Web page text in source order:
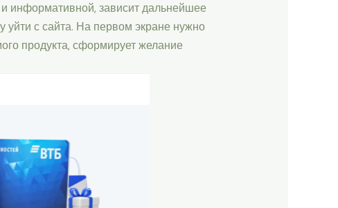
и информативной, зависит дальнейшее
уйти с сайта. На первом экране нужно
продукта, сформирует желание